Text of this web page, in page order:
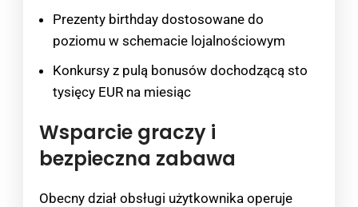
Prezenty birthday dostosowane do
poziomu w schemacie lojalnościowym
Konkursy z pulą bonusów dochodzącą sto
tysięcy EUR na miesiąc
Wsparcie graczy i
bezpieczna zabawa
Obecny dział obsługi użytkownika operuje